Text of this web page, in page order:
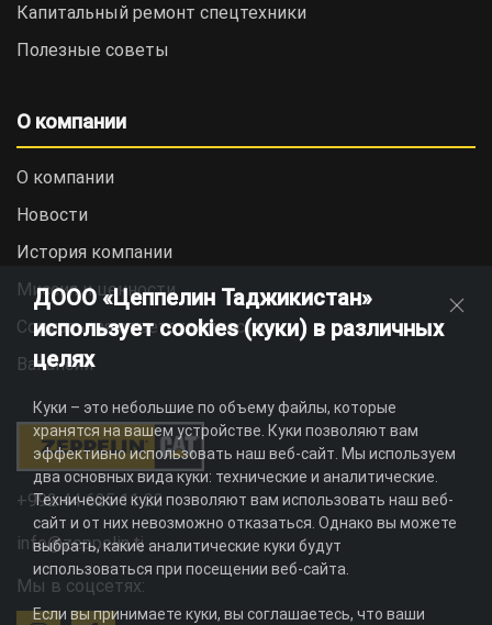
Капитальный ремонт спецтехники
Полезные советы
О компании
О компании
Новости
История компании
Миссия и ценности
Социальная ответственность
Вакансии
+992 44 625 11 22
info@zeppelin.tj
Мы в соцсетях:
ДООО «Цеппелин Таджикистан»
использует cookies (куки) в различных
целях
Куки – это небольшие по объему файлы, которые
хранятся на вашем устройстве. Куки позволяют вам
эффективно использовать наш веб-сайт. Мы используем
два основных вида куки: технические и аналитические.
Технические куки позволяют вам использовать наш веб-
сайт и от них невозможно отказаться. Однако вы можете
выбрать, какие аналитические куки будут
использоваться при посещении веб-сайта.
Если вы принимаете куки, вы соглашаетесь, что ваши